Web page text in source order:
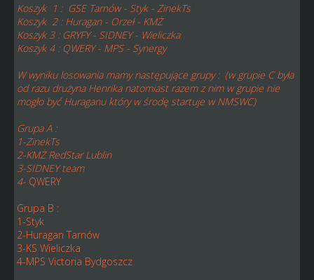
Koszyk 1 : GSE Tarnów - Styk - ZinekTs
Koszyk 2 : Huragan - Orzeł - KMŻ
Koszyk 3 : GRYFY - SIDNEY - Wieliczka
Koszyk 4 : QWERY - MPS - Synergy
W wyniku losowania mamy następujące grupy : (w grupie C była
od razu drużyna Henrika natomiast razem z nim w grupie nie
mogło być Huraganu który w środę startuje w NMSWC)
Grupa A :
1-ZinekTs
2-KMŻ RedStar Lublin
3-SIDNEY team
4-QWERY
Grupa B :
1-Styk
2-Huragan Tarnów
3-KS Wieliczka
4-MPS Victoria Bydgoszcz